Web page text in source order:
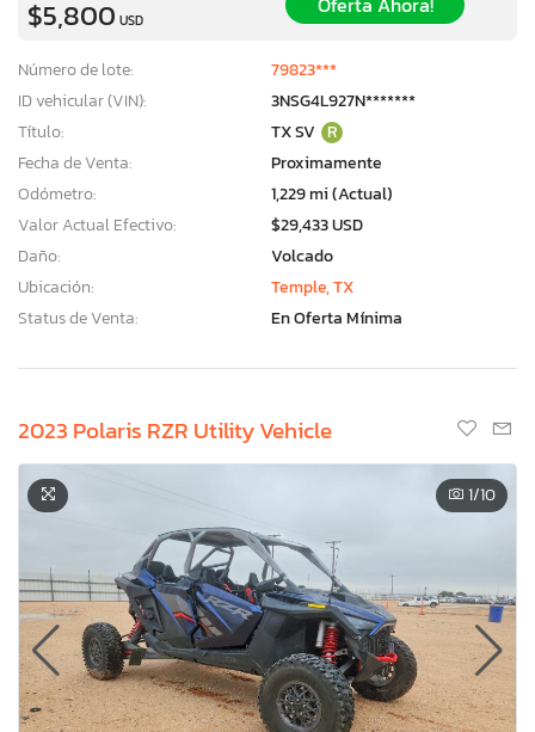
$5,800 USD
Número de lote:
79823***
ID vehicular (VIN):
3NSG4L927N*******
Título:
TX SV R
Fecha de Venta:
Proximamente
Odómetro:
1,229 mi (Actual)
Valor Actual Efectivo:
$29,433 USD
Daño:
Volcado
Ubicación:
Temple, TX
Status de Venta:
En Oferta Mínima
2023 Polaris RZR Utility Vehicle
1/10